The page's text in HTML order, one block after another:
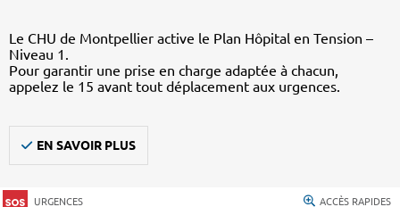
Le CHU de Montpellier active le Plan Hôpital en Tension –
Niveau 1.
Pour garantir une prise en charge adaptée à chacun,
appelez le 15 avant tout déplacement aux urgences.
EN SAVOIR PLUS
URGENCES ACCÈS RAPIDES